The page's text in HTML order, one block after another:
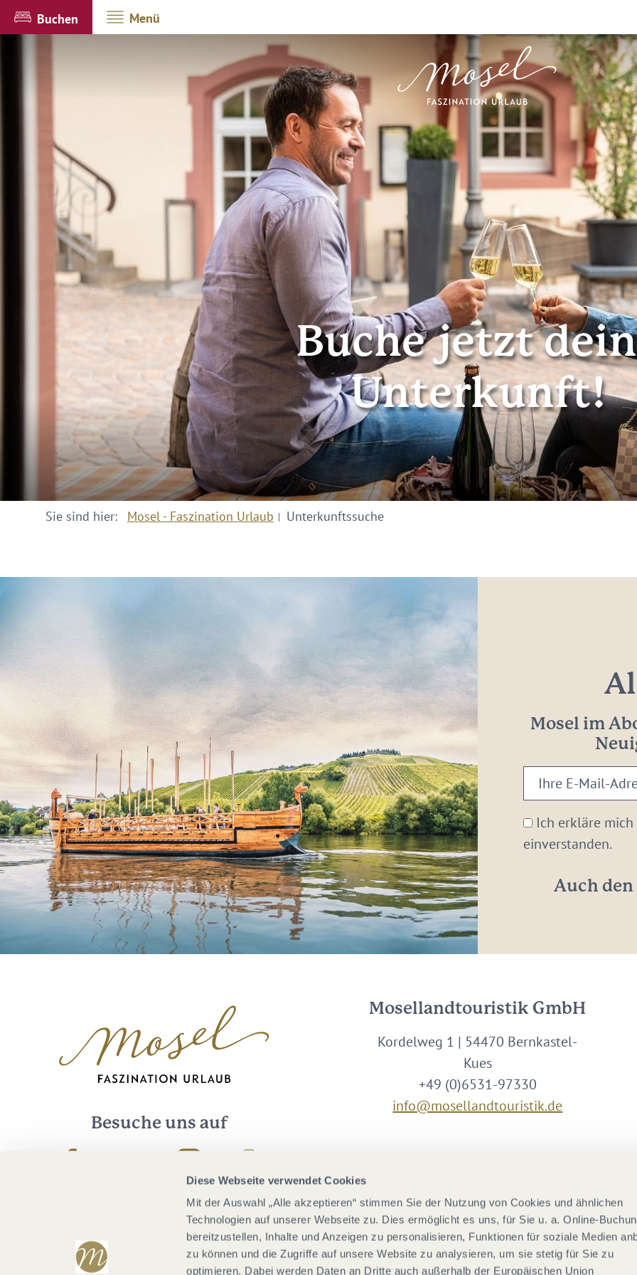
Diese Webseite verwendet Cookies
Mit der Auswahl „Alle akzeptieren“ stimmen Sie der Nutzung von Cookies und ähnlichen
Technologien auf unserer Webseite zu. Dies ermöglicht es uns, für Sie u. a. Online-
bereitzustellen, Inhalte und Anzeigen zu personalisieren, Funktionen für soziale Medien
zu können und die Zugriffe auf unsere Website zu analysieren, um sie stetig für Sie zu
optimieren. Dabei werden Daten an Dritte auch außerhalb der Europäischen Union
Buchen Menü
Buche jetzt
Unterkunft!
Sie sind hier: Mosel - Faszination Urlaub Unterkunftssuche
Mosel im
Ihre
E-
Mail-
Adresse:
Ich erkläre
einverstanden.
Auch den
Besuche uns auf
Mosellandtouristik GmbH
Kordelweg 1 | 54470 Bernkastel-
Kues
+49 (0)6531-97330
info@mosellandtouristik.de